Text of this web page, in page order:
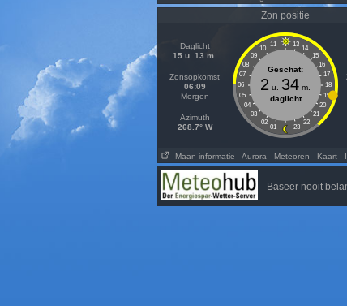
Zon positie
Daglicht
15 u. 13 m.
Zonsopkomst
06:09
Morgen
Azimuth
268.7° W
11 13
10
14
09
15
08
16
07
17
06
18
05
19
04
20
03
21
02
22
01 23
Geschat:
2 u. 34 m.
daglicht
Maan informatie - Aurora - Meteoren - Kaart -
Baseer nooit